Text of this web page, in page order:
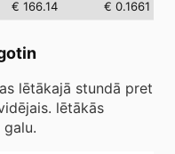
€ 166.14 € 0.1661
lētākajā stundā pret
lētākās